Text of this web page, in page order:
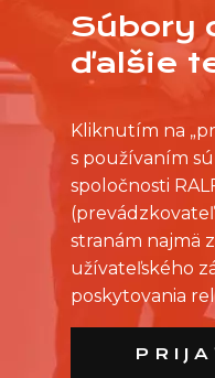
NEVYBRALI STE
OSLOVTE
Súbory
ďalšie
Kliknutím na
s používaním
spoločnosti
stranám najmä
užívateľského
poskytovania